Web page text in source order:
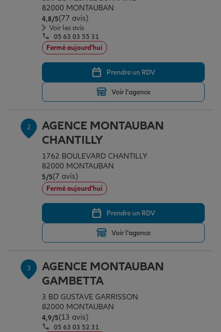
Assurance emprunteur
Prévoyance et dépendance
Assurance animal de compagnie
Protection de la famille
Protection juridique
Épargne & retraite
Plan épargne retraite
Assurance vie
Placements financiers
Transmission
Vos projets
Partir en vacances
Déménager
Départ à la retraite
Préparer l’avenir
Conseil assurance
Outre-mer
Assurance habitation
Le Pack Famille
Protection juridique
Allianz en France
82000 MONTAUBAN
4,8/5Note de 4.8 sur 5
(77 avis)
Voir les avis
05 63 03 55 31
Fermé aujourd'hui
Prendre un RDV
Voir l'agence
2
AGENCE MONTAUBAN
CHANTILLY
1762 BOULEVARD CHANTILLY
82000 MONTAUBAN
5/5Note de 5 sur 5
(7 avis)
Fermé aujourd'hui
Prendre un RDV
Voir l'agence
3
AGENCE MONTAUBAN
GAMBETTA
3 BD GUSTAVE GARRISSON
82000 MONTAUBAN
4,9/5Note de 4.9 sur 5
(13 avis)
05 63 03 52 31